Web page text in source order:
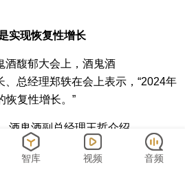
实现恢复性增长
酒馥郁大会上，酒鬼酒
、总经理郑轶在会上表示，“2024年
恢复性增长。”
酒鬼酒副总经理王哲介绍
明确“客户挣钱、企业发展、股东增
增值、产品增利、动销增速”三大方
智库 视频 音频